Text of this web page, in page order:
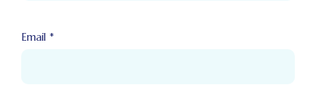
Email *